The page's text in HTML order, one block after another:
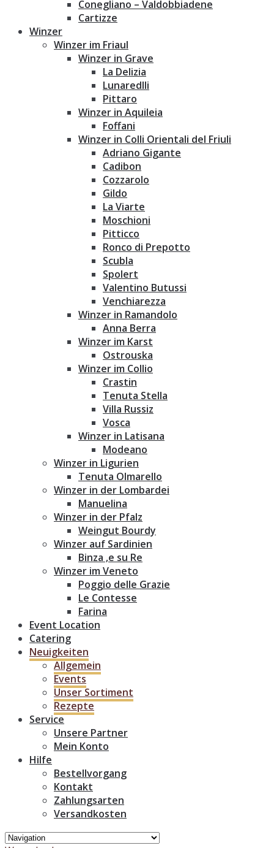
Conegliano – Valdobbiadene
Cartizze
Winzer
Winzer im Friaul
Winzer in Grave
La Delizia
Lunaredlli
Pittaro
Winzer in Aquileia
Foffani
Winzer in Colli Orientali del Friuli
Adriano Gigante
Cadibon
Cozzarolo
Gildo
La Viarte
Moschioni
Pitticco
Ronco di Prepotto
Scubla
Spolert
Valentino Butussi
Venchiarezza
Winzer in Ramandolo
Anna Berra
Winzer im Karst
Ostrouska
Winzer im Collio
Crastin
Tenuta Stella
Villa Russiz
Vosca
Winzer in Latisana
Modeano
Winzer in Ligurien
Tenuta Olmarello
Winzer in der Lombardei
Manuelina
Winzer in der Pfalz
Weingut Bourdy
Winzer auf Sardinien
Binza ‚e su Re
Winzer im Veneto
Poggio delle Grazie
Le Contesse
Farina
Event Location
Catering
Neuigkeiten
Allgemein
Events
Unser Sortiment
Rezepte
Service
Unsere Partner
Mein Konto
Hilfe
Bestellvorgang
Kontakt
Zahlungsarten
Versandkosten